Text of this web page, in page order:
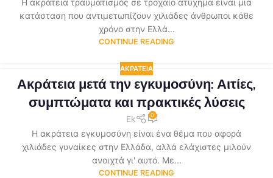
Η ακράτεια τραυματισμός σε τροχαίο ατύχημα είναι μια
κατάσταση που αντιμετωπίζουν χιλιάδες άνθρωποι κάθε
χρόνο στην Ελλά...
CONTINUE READING
ΑΚΡΆΤΕΙΑ
Ακράτεια μετά την εγκυμοσύνη: Αιτίες,
συμπτώματα και πρακτικές λύσεις
Ek 0
Η ακράτεια εγκυμοσύνη είναι ένα θέμα που αφορά
χιλιάδες γυναίκες στην Ελλάδα, αλλά ελάχιστες μιλούν
ανοιχτά γι' αυτό. Με...
CONTINUE READING